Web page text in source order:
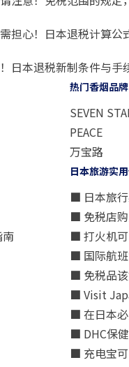
担心！日本退税计算公
日本退税新制条件与手
热门香烟品牌
SEVEN
PEACE
万宝路
日本旅游实
■ 日本旅
■ 免税店购
■ 打火机
■ 国际航
■ 免税品
■ Visit
■ 在日本
■ DHC保
■ 充电宝